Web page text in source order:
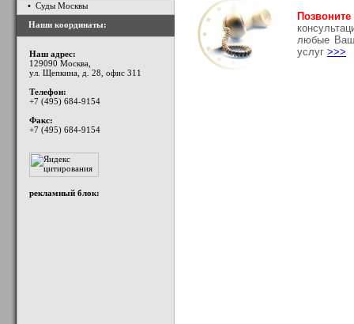
• Суды Москвы
Наши координаты:
Наш адрес:
129090 Москва,
ул. Щепкина, д. 28, офис 311
Телефон:
+7 (495) 684-9154
Факс:
+7 (495) 684-9154
рекламный блок:
любые
услуг >>>